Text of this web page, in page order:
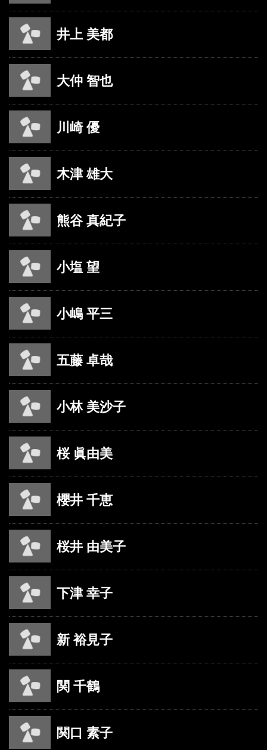
井上 美都
大仲 智也
川崎 優
木津 雄大
熊谷 真紀子
小塩 望
小嶋 平三
五藤 卓哉
小林 美沙子
桜 眞由美
櫻井 千恵
桜井 由美子
下津 幸子
新 裕見子
関 千鶴
関口 素子